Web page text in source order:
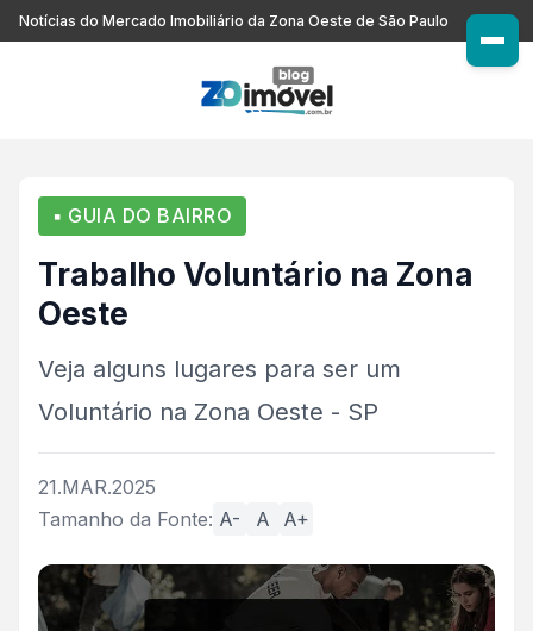
Notícias do Mercado Imobiliário da Zona Oeste de São Paulo
▪ GUIA DO BAIRRO
Trabalho Voluntário na Zona
Oeste
Veja alguns lugares para ser um
Voluntário na Zona Oeste - SP
21.MAR.2025
Tamanho da Fonte: A- A A+